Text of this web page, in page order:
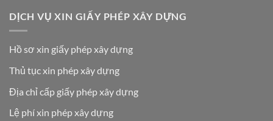
DỊCH VỤ XIN GIẤY PHÉP XÂY DỰNG
Hồ sơ xin giấy phép xây dựng
Thủ tục xin phép xây dựng
Địa chỉ cấp giấy phép xây dựng
Lệ phí xin phép xây dựng